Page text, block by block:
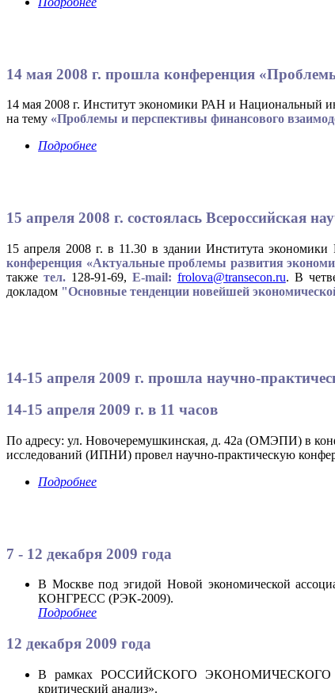
14 мая 2008 г. прошла конференция
14 мая 2008 г. Институт экономики РАН и Национальный
на тему «Проблемы и перспективы финансового
Подробнее
15 апреля 2008 г. состоялась Всероссийская
15 апреля 2008 г. в 11.30 в здании Института
конференция «Актуальные проблемы развития
также тел.128-91-69, E-mail: frolova@transecon.ru. В
докладом "Основные тенденции новейшей
14-15 апреля 2009 г. прошла научно-
14-15 апреля 2009 г. в 11 часов
По адресу: ул. Новочеремушкинская, д. 42а (ОМЭПИ) в
исследований (ИПНИ) провел научно-практическую
Подробнее
7 - 12 декабря 2009 года
В Москве под эгидой Новой экономической
КОНГРЕСС (РЭК-2009).
Подробнее
12 декабря 2009 года
В рамках РОССИЙСКОГО ЭКОНОМИЧЕСКОГО
критический анализ».